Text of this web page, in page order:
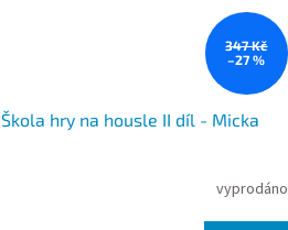
347 Kč
–27 %
Škola hry na housle II díl - Micka
vyprodáno